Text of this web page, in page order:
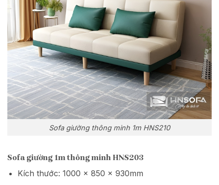
Sofa giường thông minh 1m HNS210
Sofa giường 1m thông minh HNS203
Kích thước: 1000 x 850 x 930mm